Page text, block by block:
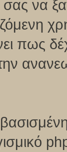
να
πως